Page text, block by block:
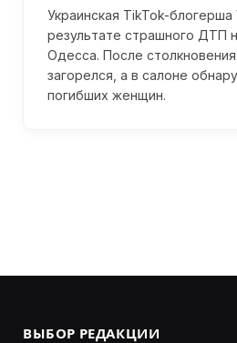
Украинская TikTok-блогерша
результате страшного ДТП
Одесса. После
загорелся, а в салоне
погибших женщин.
ВЫБОР РЕДАКЦИИ